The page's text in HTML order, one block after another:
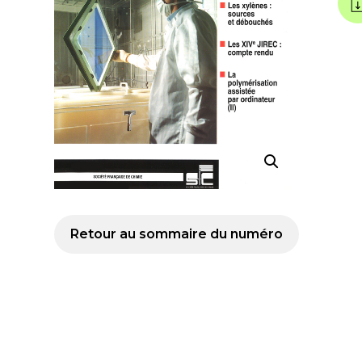
Retour au sommaire du numéro